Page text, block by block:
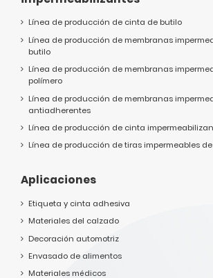
Línea de producción de cinta de butilo
Línea de producción de membranas
butilo
Línea de producción de membranas
polímero
Línea de producción de membranas
antiadherentes
Línea de producción de cinta
Línea de producción de tiras impermeables
Aplicaciones
Etiqueta y cinta adhesiva
Materiales del calzado
Decoración automotriz
Envasado de alimentos
Materiales médicos